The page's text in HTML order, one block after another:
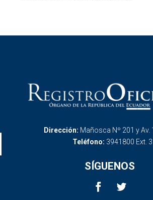
Dirección: Mañosca Nº 201 y Av.
Teléfono: 3941800 Ext.
SÍGUENOS